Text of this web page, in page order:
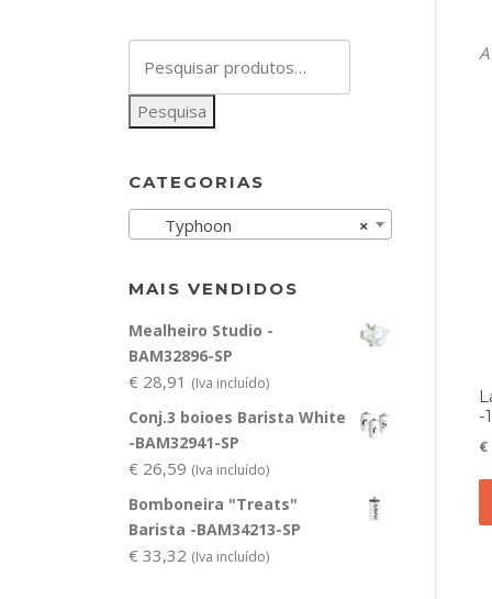
-
€
por:
Pesquisa
CATEGORIAS
×
Typhoon
MAIS VENDIDOS
Mealheiro Studio -
BAM32896-SP
€ 28,91 (Iva incluído)
Conj.3 boioes Barista White
-BAM32941-SP
€ 26,59 (Iva incluído)
Bomboneira "Treats"
Barista -BAM34213-SP
€ 33,32 (Iva incluído)